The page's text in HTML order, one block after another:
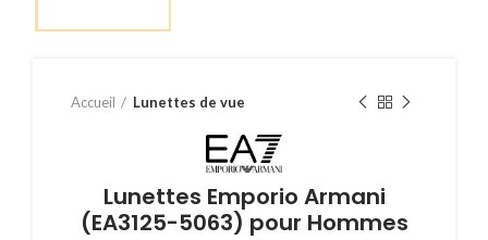
Accueil Lunettes de vue
Lunettes Emporio Armani
(EA3125-5063) pour Hommes